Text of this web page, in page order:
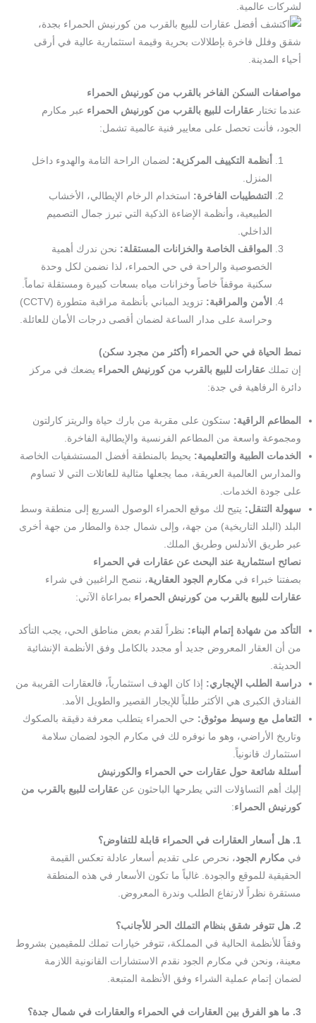
لشركات عالمية.
مواصفات السكن الفاخر بالقرب من كورنيش الحمراء
عندما تختارعقارات للبيع بالقرب من كورنيش الحمراء عبر مكارم
الجود، فأنت تحصل على معايير فنية عالمية تشمل:
أنظمة التكييف المركزية: لضمان الراحة التامة والهدوء داخل
المنزل.
التشطيبات الفاخرة: استخدام الرخام الإيطالي، الأخشاب
الطبيعية، وأنظمة الإضاءة الذكية التي تبرز جمال التصميم
الداخلي.
المواقف الخاصة والخزانات المستقلة: نحن ندرك أهمية
الخصوصية والراحة في حي الحمراء، لذا نضمن لكل وحدة
سكنية موقفاً خاصاً وخزانات مياه بسعات كبيرة ومستقلة تماماً.
الأمن والمراقبة:
تزويد المباني بأنظمة مراقبة متطورة (CCTV)
وحراسة على مدار الساعة لضمان أقصى درجات الأمان للعائلة.
نمط الحياة في حي الحمراء (أكثر من مجرد سكن)
إن تملكعقارات للبيع بالقرب من كورنيش الحمراء يضعك في مركز
دائرة الرفاهية في جدة:
المطاعم الراقية: ستكون على مقربة من بارك حياة والريتز كارلتون
ومجموعة واسعة من المطاعم الفرنسية والإيطالية الفاخرة.
الخدمات الطبية والتعليمية: يحيط بالمنطقة أفضل المستشفيات الخاصة
والمدارس العالمية العريقة، مما يجعلها مثالية للعائلات التي لا تساوم
على جودة الخدمات.
سهولة التنقل: يتيح لك موقع الحمراء الوصول السريع إلى منطقة وسط
البلد (البلد التاريخية) من جهة، وإلى شمال جدة والمطار من جهة أخرى
عبر طريق الأندلس وطريق الملك.
نصائح استثمارية عند البحث عن عقارات في الحمراء
بصفتنا خبراء في مكارم الجود العقارية، ننصح الراغبين في شراء
عقارات للبيع بالقرب من كورنيش الحمراء بمراعاة الآتي:
التأكد من شهادة إتمام البناء: نظراً لقدم بعض مناطق الحي، يجب التأكد
من أن العقار المعروض جديد أو مجدد بالكامل وفق الأنظمة الإنشائية
الحديثة.
دراسة الطلب الإيجاري: إذا كان الهدف استثمارياً، فالعقارات القريبة من
الفنادق الكبرى هي الأكثر طلباً للإيجار القصير والطويل الأمد.
التعامل مع وسيط موثوق: حي الحمراء يتطلب معرفة دقيقة بالصكوك
وتاريخ الأراضي، وهو ما نوفره لك في مكارم الجود لضمان سلامة
استثمارك قانونياً.
أسئلة شائعة حول عقارات حي الحمراء والكورنيش
إليك أهم التساؤلات التي يطرحها الباحثون عنعقارات للبيع بالقرب من
كورنيش الحمراء:
1. هل أسعار العقارات في الحمراء قابلة للتفاوض؟
في مكارم الجود، نحرص على تقديم أسعار عادلة تعكس القيمة
الحقيقية للموقع والجودة. غالباً ما تكون الأسعار في هذه المنطقة
مستقرة نظراً لارتفاع الطلب وندرة المعروض.
2. هل تتوفر شقق بنظام التملك الحر للأجانب؟
وفقاً للأنظمة الحالية في المملكة، تتوفر خيارات تملك للمقيمين بشروط
معينة، ونحن في مكارم الجود نقدم الاستشارات القانونية اللازمة
لضمان إتمام عملية الشراء وفق الأنظمة المتبعة.
3. ما هو الفرق بين العقارات في الحمراء والعقارات في شمال جدة؟